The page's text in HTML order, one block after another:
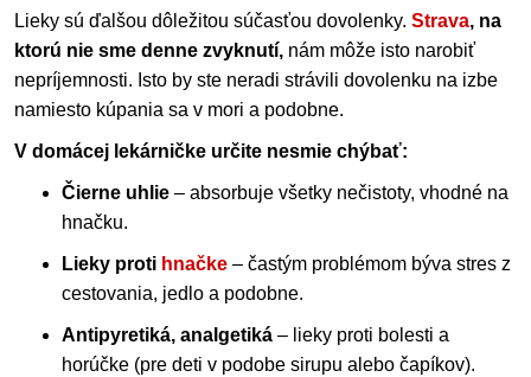
Lieky sú ďalšou dôležitou súčasťou dovolenky. Strava, na
ktorú nie sme denne zvyknutí, nám môže isto narobiť
nepríjemnosti. Isto by ste neradi strávili dovolenku na izbe
namiesto kúpania sa v mori a podobne.
V domácej lekárničke určite nesmie chýbať:
Čierne uhlie – absorbuje všetky nečistoty, vhodné na
hnačku.
Lieky proti hnačke – častým problémom býva stres z
cestovania, jedlo a podobne.
Antipyretiká, analgetiká – lieky proti bolesti a
horúčke (pre deti v podobe sirupu alebo čapíkov).